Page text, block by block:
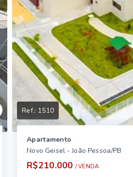
Ref.: 1510
Apartamento
Novo Geisel - João Pessoa/PB
R$210.000 / VENDA